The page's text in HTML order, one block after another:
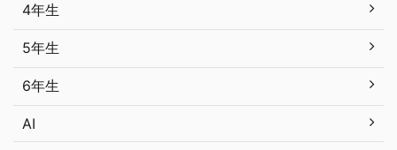
4年生
5年生
6年生
AI